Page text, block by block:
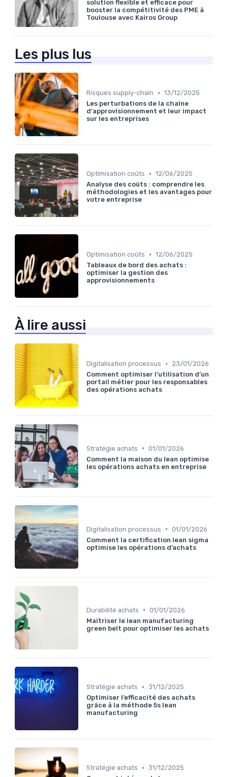
solution flexible et efficace pour
booster la compétitivité des PME à
Toulouse avec Kairos Group
Les plus lus
Risques supply-chain • 13/12/2025
Les perturbations de la chaîne
d'approvisionnement et leur impact
sur les entreprises
Optimisation coûts • 12/06/2025
Analyse des coûts : comprendre les
méthodologies et les avantages pour
votre entreprise
Optimisation coûts • 12/06/2025
Tableaux de bord des achats :
optimiser la gestion des
approvisionnements
À lire aussi
Digitalisation processus •
23/01/2026
Comment optimiser l’utilisation d’un
portail métier pour les responsables
des opérations achats
Stratégie achats • 01/01/2026
Comment la maison du lean optimise
les opérations achats en entreprise
Digitalisation processus • 01/01/2026
Comment la certification lean sigma
optimise les opérations d’achats
Durabilité achats • 01/01/2026
Maîtriser le lean manufacturing
green belt pour optimiser les achats
Stratégie achats • 31/12/2025
Optimiser l’efficacité des achats
grâce à la méthode 5s lean
manufacturing
Stratégie achats • 31/12/2025